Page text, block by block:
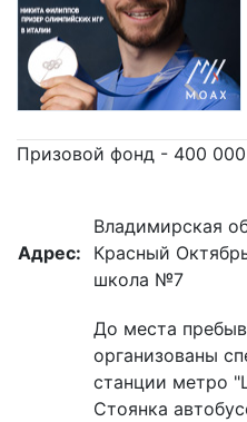
Призовой фонд - 400 000
Адрес:
Владимирская
Красный
школа №7
До места
организованы
станции метро
Стоянка